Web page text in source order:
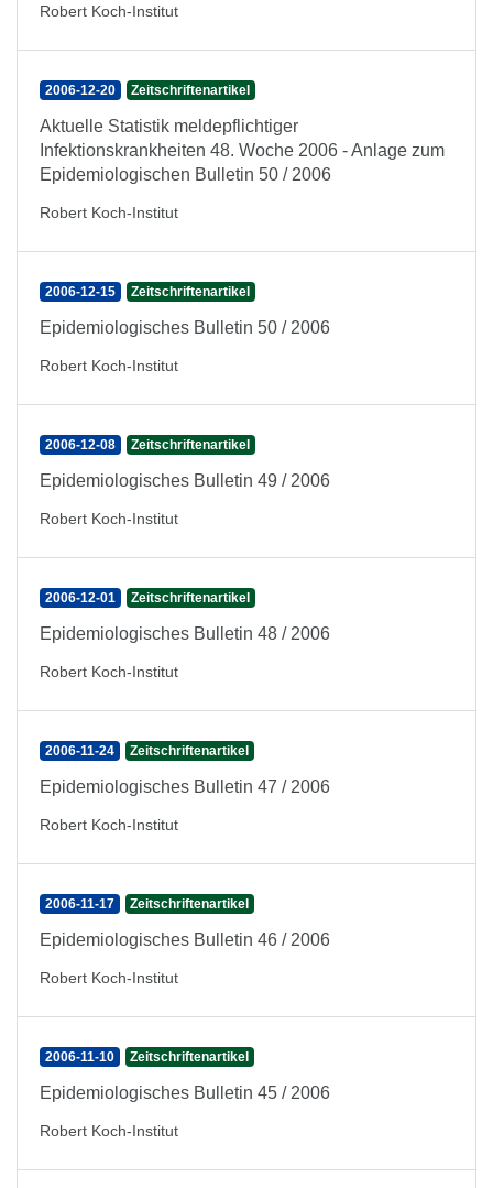
Robert Koch-Institut
2006-12-20 Zeitschriftenartikel
Aktuelle Statistik meldepflichtiger
Infektionskrankheiten 48. Woche 2006 - Anlage zum
Epidemiologischen Bulletin 50 / 2006
Robert Koch-Institut
2006-12-15 Zeitschriftenartikel
Epidemiologisches Bulletin 50 / 2006
Robert Koch-Institut
2006-12-08 Zeitschriftenartikel
Epidemiologisches Bulletin 49 / 2006
Robert Koch-Institut
2006-12-01 Zeitschriftenartikel
Epidemiologisches Bulletin 48 / 2006
Robert Koch-Institut
2006-11-24 Zeitschriftenartikel
Epidemiologisches Bulletin 47 / 2006
Robert Koch-Institut
2006-11-17 Zeitschriftenartikel
Epidemiologisches Bulletin 46 / 2006
Robert Koch-Institut
2006-11-10 Zeitschriftenartikel
Epidemiologisches Bulletin 45 / 2006
Robert Koch-Institut